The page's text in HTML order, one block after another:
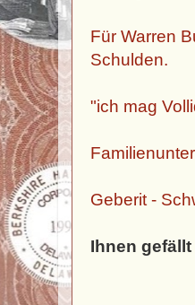
Für Warren
Schulden.
"ich mag
Geberit -
Ihnen